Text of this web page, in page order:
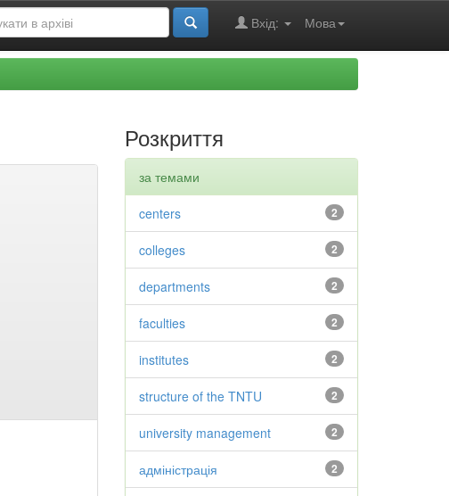
Мова
Вхід:
Розкриття
за темами
2
centers
2
colleges
2
departments
2
faculties
2
institutes
2
structure of the TNTU
2
university management
2
адміністрація